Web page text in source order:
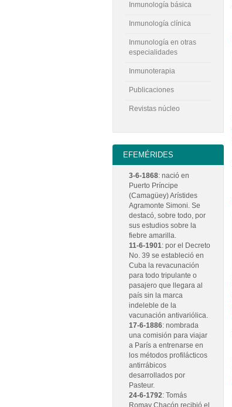
Inmunología básica
Inmunología clínica
Inmunología en otras
especialidades
Inmunoterapia
Publicaciones
Revistas núcleo
EFEMÉRIDES
3-6-1868: nació en
Puerto Príncipe
(Camagüey) Arístides
Agramonte Simoni. Se
destacó, sobre todo, por
sus estudios sobre la
fiebre amarilla.
11-6-1901: por el Decreto
No. 39 se estableció en
Cuba la revacunación
para todo tripulante o
pasajero que llegara al
país sin la marca
indeleble de la
vacunación antivariólica.
17-6-1886: nombrada
una comisión para viajar
a París a entrenarse en
los métodos profilácticos
antirrábicos
desarrollados por
Pasteur.
24-6-1792: Tomás